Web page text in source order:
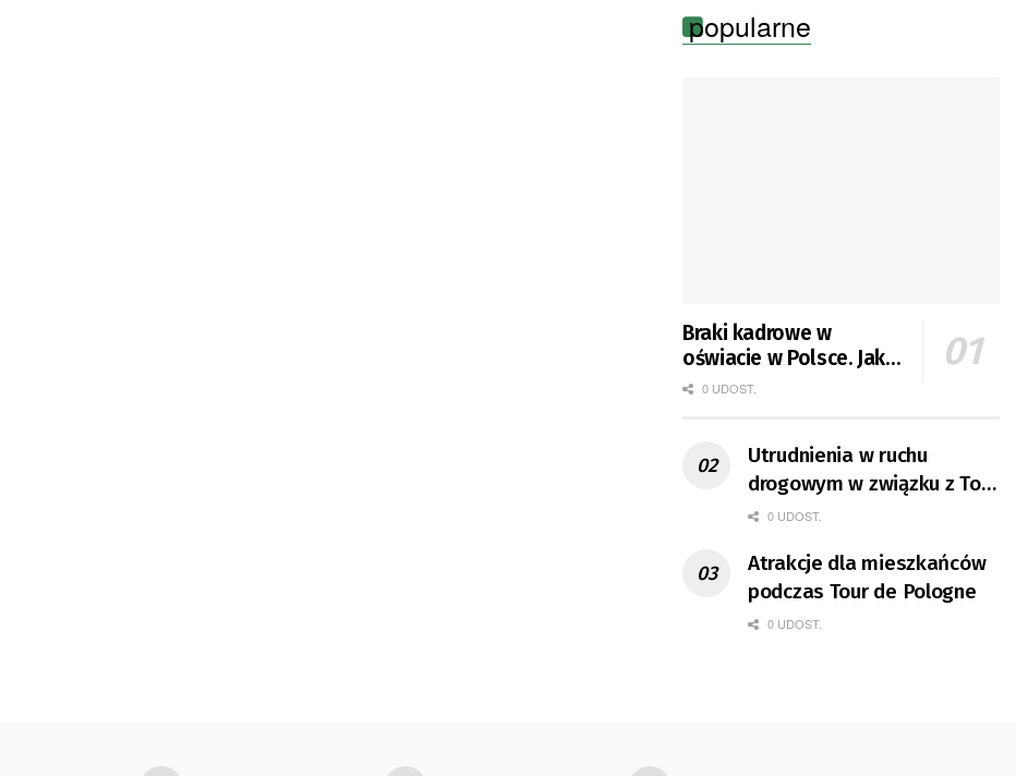
popularne
Braki kadrowe w
oświacie w Polsce. Jak
jest w Gorzowie?
0 UDOST.
Utrudnienia w ruchu
drogowym w związku z Tour
de Pologne
0 UDOST.
Atrakcje dla mieszkańców
podczas Tour de Pologne
0 UDOST.